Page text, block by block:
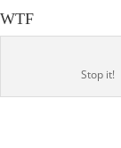
WTF
Stop it!